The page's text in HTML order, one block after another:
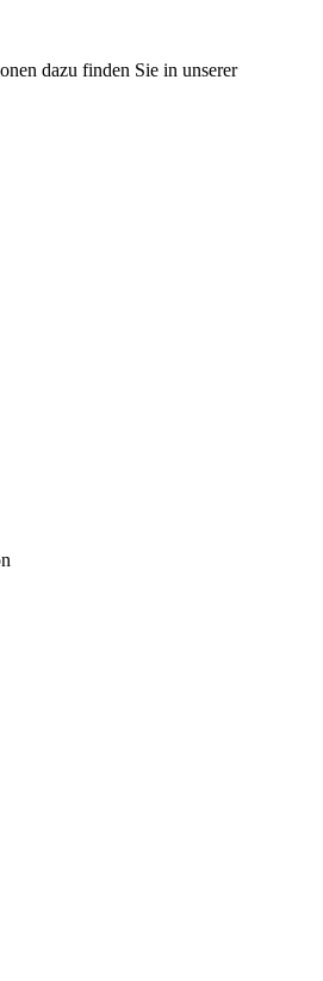
dazu finden Sie in unserer